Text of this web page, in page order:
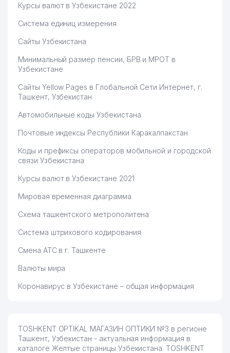
Курсы валют в Узбекистане 2022
Система единиц измерения
Сайты Узбекистана
Минимальный размер пенсии, БРВ и МРОТ в
Узбекистане
Сайты Yellow Pages в Глобальной Сети Интернет, г.
Ташкент, Узбекистан
Автомобильные коды Узбекистана
Почтовые индексы Республики Каракалпакстан
Коды и префиксы операторов мобильной и городской
связи Узбекистана
Курсы валют в Узбекистане 2021
Мировая временная диаграмма
Схема ташкентского метрополитена
Система штрихового кодирования
Смена АТС в г. Ташкенте
Валюты мира
Коронавирус в Узбекистане – общая информация
TOSHKENT OPTIKAL МАГАЗИН ОПТИКИ №3 в регионе
Ташкент, Узбекистан - актуальная информация в
каталоге Желтые страницы Узбекистана. TOSHKENT